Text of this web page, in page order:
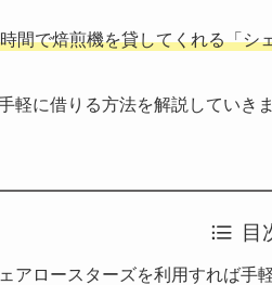
間で焙煎機を貸してくれる「シ
軽に借りる方法を解説していき
目
アロースターズを利用すれば手